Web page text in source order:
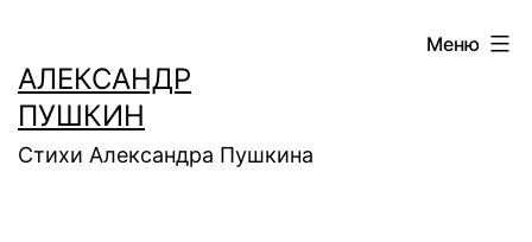
содержимому
АЛЕКСАНДР
ПУШКИН
Стихи Александра Пушкина
Меню